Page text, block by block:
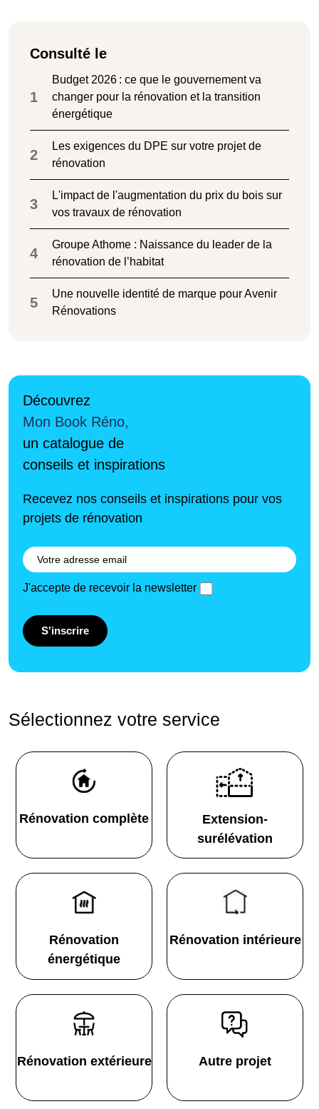
Consulté le
1
Budget 2026 : ce que le gouvernement va
changer pour la rénovation et la transition
énergétique
2
Les exigences du DPE sur votre projet de
rénovation
3
L'impact de l'augmentation du prix du bois sur
vos travaux de rénovation
4
Groupe Athome : Naissance du leader de la
rénovation de l’habitat
5
Une nouvelle identité de marque pour Avenir
Rénovations
Découvrez
Mon Book Réno,
un catalogue de
conseils et inspirations
Recevez nos conseils et inspirations pour vos
projets de rénovation
J'accepte de recevoir la newsletter
S'inscrire
Sélectionnez votre service
Rénovation complète
Extension-
surélévation
Rénovation
énergétique
Rénovation intérieure
Rénovation extérieure Autre projet